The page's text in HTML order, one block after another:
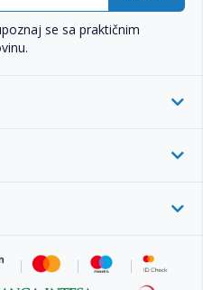
se sa praktičnim